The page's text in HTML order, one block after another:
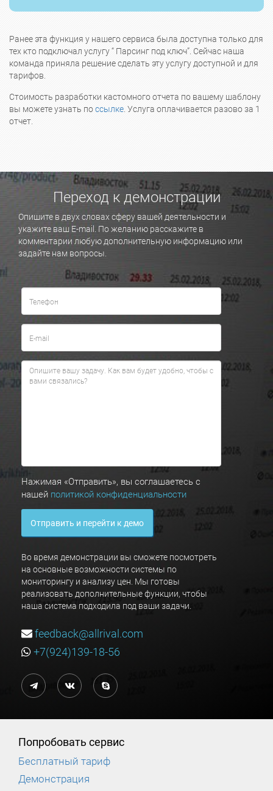
Ранее эта функция у нашего сервиса была доступна только для
тех кто подключал услугу “ Парсинг под ключ”. Сейчас наша
команда приняла решение сделать эту услугу доступной и для
тарифов.
Стоимость разработки кастомного отчета по вашему шаблону
вы можете узнать поссылке. Услуга оплачивается разово за 1
отчет.
Переход к демонстрации
Опишите в двух словах сферу вашей деятельности и
укажите ваш E-mail. По желанию расскажите в
комментарии любую дополнительную информацию или
задайте нам вопросы.
Нажимая «Отправить», вы соглашаетесь с
нашей политикой конфиденциальности
Отправить и перейти к демо
Во время демонстрации вы сможете посмотреть
на основные возможности системы по
мониторингу и анализу цен. Мы готовы
реализовать дополнительные функции, чтобы
наша система подходила под ваши задачи.
feedback@allrival.com
+7(924)139-18-56
Попробовать сервис
Бесплатный тариф
Демонстрация